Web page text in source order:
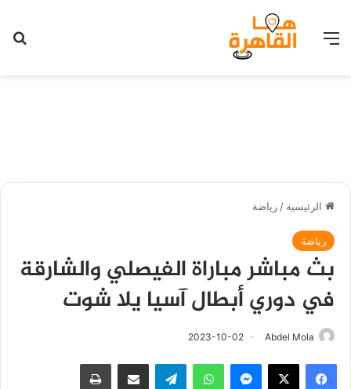
القائمة
الرئيسية / رياضة
رياضة
بث مباشر مباراة الفيصلي والشارقة
في دوري أبطال آسيا يلا شوت
Abdel Mola
2023-10-02
فيسبوك ‫X ماسنجر واتساب تيلقرام مشاركة عبر البريد طباعة